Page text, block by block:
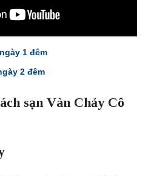
1 đêm
2 đêm
sạn Vàn Chảy Cô